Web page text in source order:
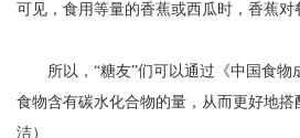
可见，食用等量的香蕉或西瓜时，香蕉对
所以，“糖友”们可以通过《中国食物
食物含有碳水化合物的量，从而更好地
洁）